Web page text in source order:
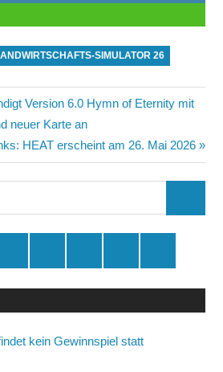
SIMULATOR 26
Version 6.0 Hymn of Eternity mit
neuer Karte an
HEAT erscheint am 26. Mai 2026
kein Gewinnspiel statt